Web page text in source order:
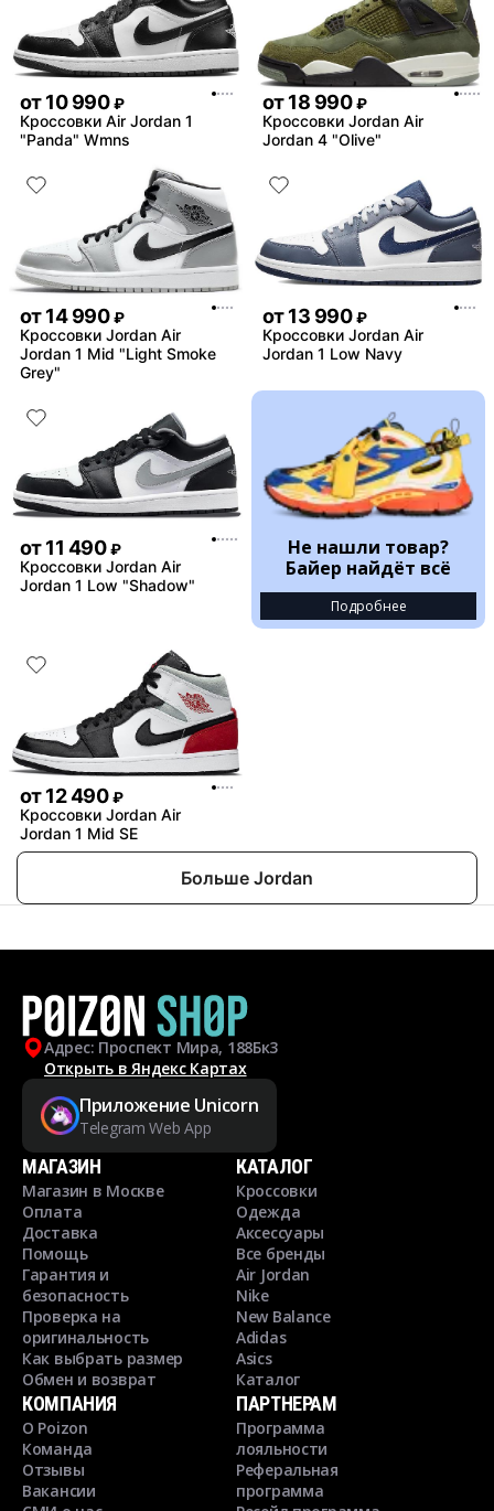
от10 990 ₽
Кроссовки Air Jordan 1
"Panda" Wmns
от18 990 ₽
Кроссовки Jordan Air
Jordan 4 "Olive"
от14 990 ₽
Кроссовки Jordan Air
Jordan 1 Mid "Light Smoke
Grey"
от13 990 ₽
Кроссовки Jordan Air
Jordan 1 Low Navy
от11 490 ₽
Кроссовки Jordan Air
Jordan 1 Low "Shadow"
Не нашли товар?
Байер найдёт всё
Подробнее
от12 490 ₽
Кроссовки Jordan Air
Jordan 1 Mid SE
Больше Jordan
Адрес: Проспект Мира, 188Бк3
Открыть в Яндекс Картах
Приложение Unicorn
Telegram Web App
МАГАЗИН
Магазин в Москве
Оплата
Доставка
Помощь
Гарантия и
безопасность
Проверка на
оригинальность
Как выбрать размер
Обмен и возврат
КАТАЛОГ
Кроссовки
Одежда
Аксессуары
Все бренды
Air Jordan
Nike
New Balance
Adidas
Asics
Каталог
КОМПАНИЯ
О Poizon
Команда
Отзывы
Вакансии
ПАРТНЕРАМ
Программа
лояльности
Реферальная
программа